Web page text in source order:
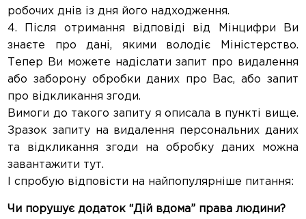
робочих днів із дня його надходження.
4. Після отримання відповіді від Мінцифри Ви
знаєте про дані, якими володіє Міністерство.
Тепер Ви можете надіслати запит про видалення
або заборону обробки даних про Вас, або запит
про відкликання згоди.
Вимоги до такого запиту я описала в пункті вище.
Зразок запиту на видалення персональних даних
та відкликання згоди на обробку даних можна
завантажити тут.
І спробую відповісти на найпопулярніше питання:
Чи порушує додаток “Дій вдома” права людини?